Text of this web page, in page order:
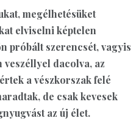
megélhetésüket
elviselni képtelen
próbált szerencsét, vagyis
dacolva, az
a vészkorszak felé
de csak kevesek
az új élet.